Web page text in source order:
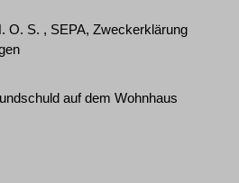
O. S. , SEPA, Zweckerklärung
auf dem Wohnhaus